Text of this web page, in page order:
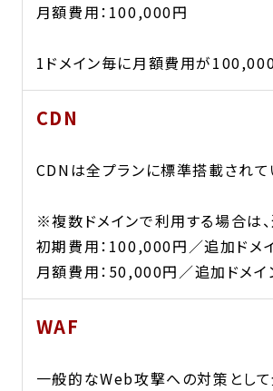
月額費用：100,000円
1ドメイン毎に月額費用が100,000
CDN
CDNは全プランに標準搭載されて
※複数ドメインで利用する場合は
初期費用：100,000円／追加ドメ
月額費用：50,000円／追加ドメイ
WAF
一般的なWeb攻撃への対策とし